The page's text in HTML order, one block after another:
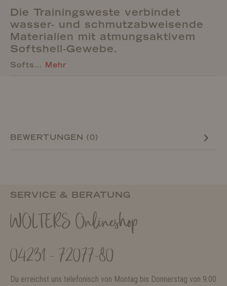
Die Trainingsweste verbindet
wasser- und schmutzabweisende
Materialien mit atmungsaktivem
Softshell-Gewebe.
Softs… Mehr
BEWERTUNGEN (0)
SERVICE & BERATUNG
WOLTERS Onlineshop
04231 - 72077-80
Du erreichst uns telefonisch von Montag bis Donnerstag von 9:00